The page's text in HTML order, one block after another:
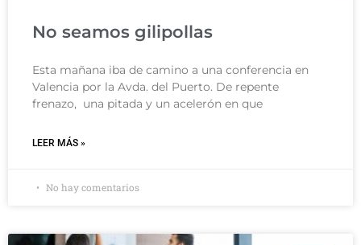
No seamos gilipollas
Esta mañana iba de camino a una conferencia en
Valencia por la Avda. del Puerto. De repente
frenazo, una pitada y un acelerón en que
LEER MÁS »
No hay comentarios